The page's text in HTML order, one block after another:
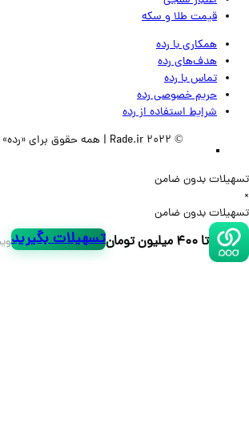
قیمت طلا و سکه
همکاری با رده
هدف‌های رده
تماس‌ با‌ رده
حریم خصوصی رده
شرایط استفاده از رده
بدون ضامن
بدون ضامن
تا ۴۰۰ میلیون تومان تسهیلات بگیریدویپاد